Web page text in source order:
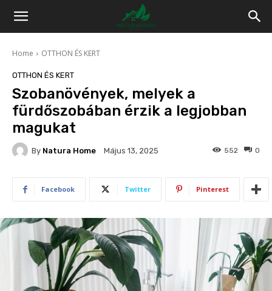
Home OTTHON ÉS KERT
OTTHON ÉS KERT
Szobanövények, melyek a
fürdőszobában érzik a legjobban
magukat
By Natura Home Május 13, 2025 0
552
Facebook Twitter Pinterest